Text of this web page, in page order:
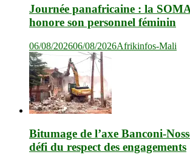
Journée panafricaine : la
honore son personnel féminin
06/08/202606/08/2026Afrikinfos-Mali
Bitumage de l’axe Banconi-
défi du respect des engagements